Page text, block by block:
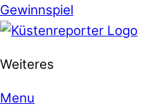
Gewinnspiel
Weiteres
Menu